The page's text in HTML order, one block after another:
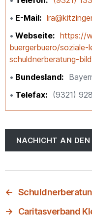
E-Mail
Webseite
https://
buergerbuero/
schuldnerberatung-
Bundesland
Telefax
(9321)
NACHICHT AN DEN
←
→
Caritasverband